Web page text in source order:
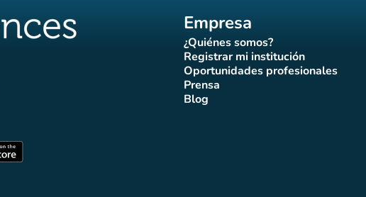
pestaña)
Empresa
¿Quiénes somos?
(nueva pestaña)
Registrar mi institución
(nueva pestaña)
Oportunidades profesionales
(nueva pestaña)
Prensa(nueva pestaña)
Blog(nueva pestaña)